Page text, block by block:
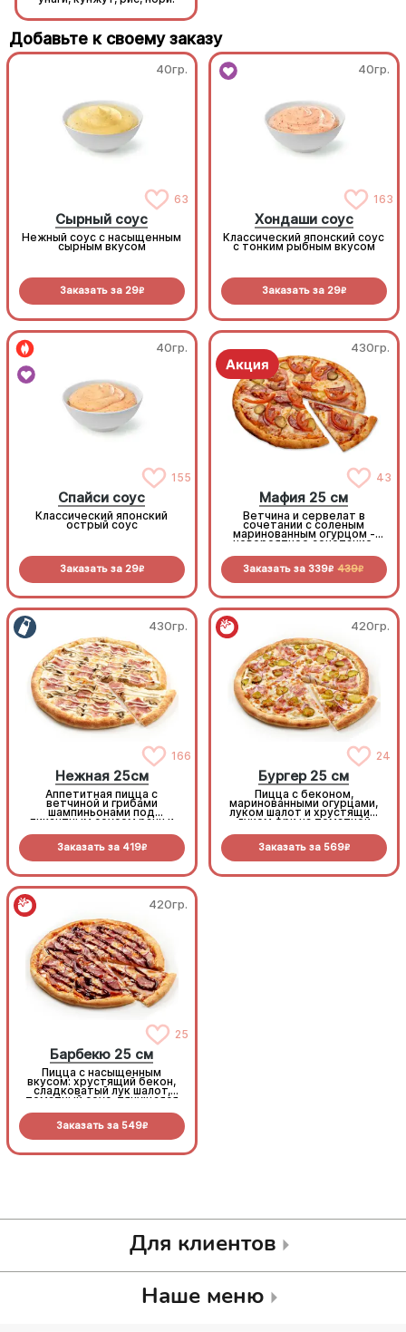
Добавьте к своему заказу
40гр.
63
Сырный соус
Нежный соус с насыщенным
сырным вкусом
Заказать за 29R
40гр.
163
Хондаши соус
Классический японский соус
с тонким рыбным вкусом
Заказать за 29R
40гр.
155
Спайси соус
Классический японский
острый соус
Заказать за 29R
430гр.
43
Мафия 25 см
Ветчина и сервелат в
сочетании с соленым
маринованным огурцом -
невероятное сочетание,
попробовать!
Заказать за 339R 439R
430гр.
166
Нежная 25см
Аппетитная пицца с
ветчиной и грибами
шампиньонами под
пикантным соусом ранч и
Заказать за 419R
420гр.
24
Бургер 25 см
Пицца с беконом,
маринованными огурцами,
луком шалот и хрустящим
луком фри на томатной
Заказать за 569R
420гр.
25
Барбекю 25 см
Пицца с насыщенным
вкусом: хрустящий бекон,
сладковатый лук шалот,
томатный соус, тянущаяся
Заказать за 549R
Для клиентов
Наше меню